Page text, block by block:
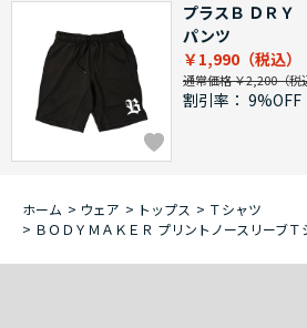
プラスＢ ＤＲ
パンツ
￥1,990
通常価格 ￥2,200
割引率： 9%OFF
ホーム > ウェア > トップス > Ｔシャツ
> ＢＯＤＹＭＡＫＥＲ プリントノースリーブＴ